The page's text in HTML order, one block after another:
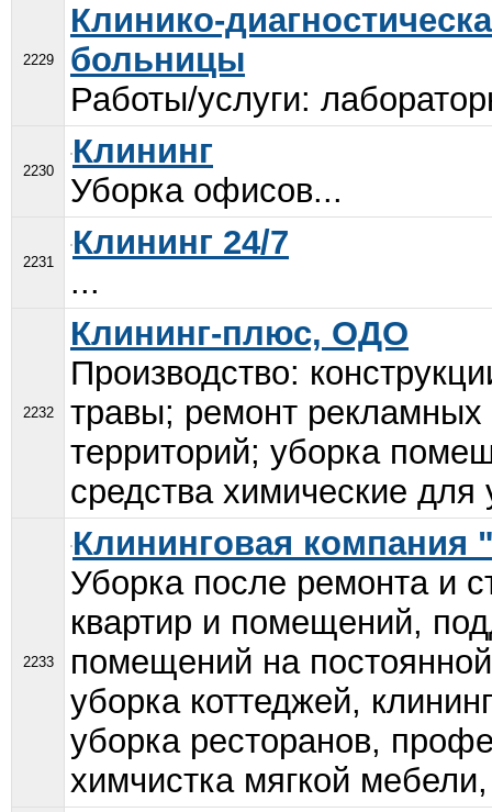
2229
Клинико-
больницы
Работы/услуги:
2230
Клининг
Уборка офисов...
2231
Клининг 24/7
...
2232
Клининг-плюс, ОДО
Производство:
травы; ремонт рекламных
территорий; уборка
средства химические
2233
Клининговая компания
Уборка после ремонта и
квартир и помещений,
помещений на
уборка коттеджей,
уборка ресторанов,
химчистка мягкой